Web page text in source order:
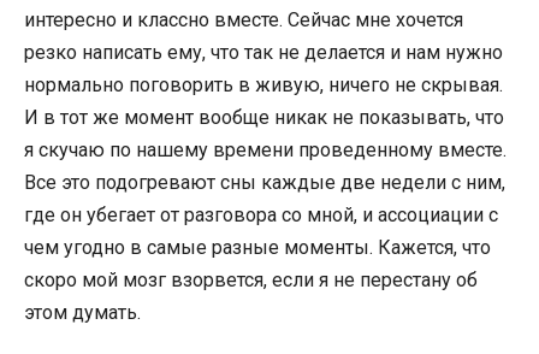
интересно и классно вместе. Сейчас мне хочется
резко написать ему, что так не делается и нам нужно
нормально поговорить в живую, ничего не скрывая.
И в тот же момент вообще никак не показывать, что
я скучаю по нашему времени проведенному вместе.
Все это подогревают сны каждые две недели с ним,
где он убегает от разговора со мной, и ассоциации с
чем угодно в самые разные моменты. Кажется, что
скоро мой мозг взорвется, если я не перестану об
этом думать.